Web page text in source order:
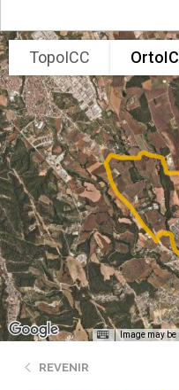
TopoICC
Image may
REVENIR